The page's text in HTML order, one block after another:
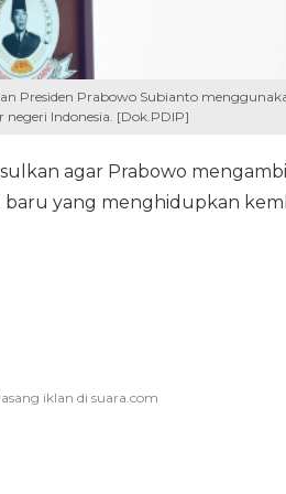
Presiden Prabowo Subianto
negeri Indonesia. [Dok.PDIP]
agar Prabowo
yang menghidupkan